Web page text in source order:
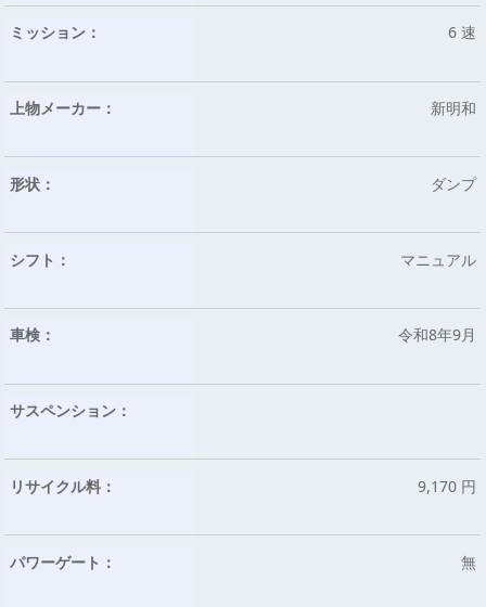
ミッション： 6 速
上物メーカー： 新明和
形状： ダンプ
シフト： マニュアル
車検： 令和8年9月
サスペンション：
リサイクル料： 9,170 円
パワーゲート： 無